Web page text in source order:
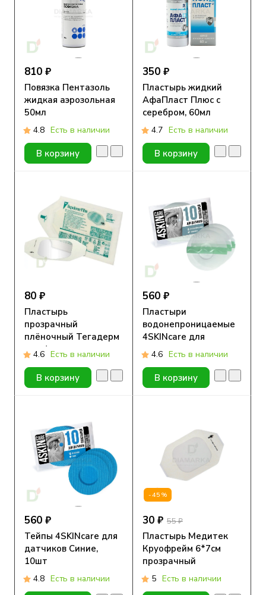
810 ₽
Повязка Пентазоль
жидкая аэрозольная
50мл
4.8 Есть в наличии
В корзину
350 ₽
Пластырь жидкий
АфаПласт Плюс с
серебром, 60мл
4.7 Есть в наличии
В корзину
80 ₽
Пластырь
прозрачный
плёночный Тегадерм
для фиксации
сенсоров (3M™
Tegaderm Film)
1624W, 6 x 7 см, 1 шт
4.6 Есть в наличии
В корзину
560 ₽
Пластыри
водонепроницаемые
4SKINcare для
датчиков
Прозрачные, 10шт
4.6 Есть в наличии
В корзину
560 ₽
Тейпы 4SKINcare для
датчиков Синие,
10шт
4.8 Есть в наличии
-45%
30 ₽ 55 ₽
Пластырь Медитек
Круофрейм 6*7см
прозрачный
5 Есть в наличии